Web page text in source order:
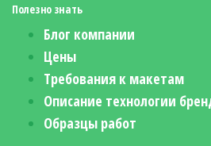
Полезно знать
Блог компании
Цены
Требования к макетам
Описание технологии
Образцы работ